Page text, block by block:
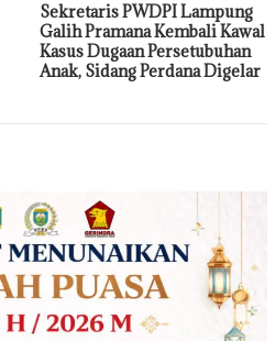
Sekretaris PWDPI Lampung
Galih Pramana Kembali Kawal
Kasus Dugaan Persetubuhan
Anak, Sidang Perdana Digelar